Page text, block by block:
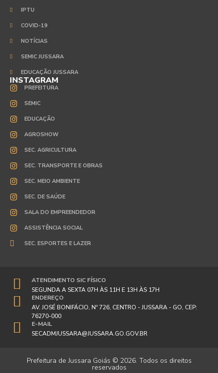
IPTU
COVID-19
NOTÍCIAS
SEMIC JUSSARA
EDUCAÇÃO JUSSARA
INSTAGRAM
PREFEITURA
SEMIC
EDUCAÇÃO
AGROSHOW
SEC. AGRICULTURA
SEC. TRANSPORTE E OBRAS
SEC. MEIO AMBIENTE
SEC. DE SAÚDE
SALA DO EMPREENDEDOR
ASSISTÊNCIA SOCIAL
SEC. ESPORTES E LAZER
ATENDIMENTO SIC FÍSICO
SEGUNDA A SEXTA 07H ÀS 11H E 13H ÀS 17H
ENDEREÇO
AV. JOSÉ BONIFÁCIO, Nº 726, CENTRO - JUSSARA - GO, CEP:
76270-000
E-MAIL
SECADMJUSSARA@JUSSARA.GO.GOV.BR
Prefeitura de Jussara Goiás © 2026. Todos os direitos
reservados